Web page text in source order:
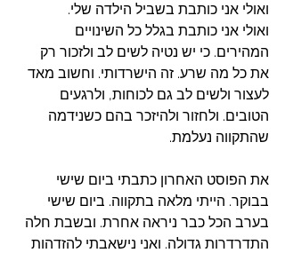
ואולי אני כותבת בשביל הילדה שלי.
ואולי אני כותבת בגלל כל השינויים
המהירים. כי יש נטיה לשים לב ולזכור רק
את כל מה שרע. זה הישרדותי. וחשוב מאד
לעצור ולשים לב גם לכוחות, ולרגעים
הטובים. ולחזור ולהיזכר בהם כשנידמה
שהתקווה נעלמת.
את הפוסט האחרון כתבתי ביום שישי
בבוקר. הייתי מלאה בתקווה. ביום שישי
בערב הכל כבר ניראה אחרת. ובשבת חלה
התדרדרות גדולה. ואני נישאבתי להזדהות